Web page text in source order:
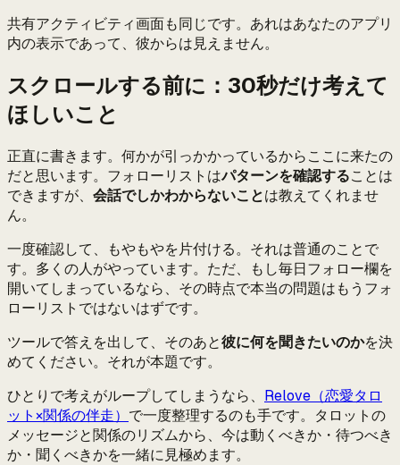
共有アクティビティ画面も同じです。あれはあなたのアプリ
内の表示であって、彼からは見えません。
スクロールする前に：30秒だけ考えて
ほしいこと
正直に書きます。何かが引っかかっているからここに来たの
だと思います。フォローリストはパターンを確認することは
できますが、 会話でしかわからないことは教えてくれませ
ん。
一度確認して、もやもやを片付ける。それは普通のことで
す。多くの人がやっています。ただ、もし毎日フォロー欄を
開いてしまっているなら、その時点で本当の問題はもうフォ
ローリストではないはずです。
ツールで答えを出して、そのあと彼に何を聞きたいのかを決
めてください。それが本題です。
ひとりで考えがループしてしまうなら、 Relove（恋愛タロ
ット×関係の伴走） で一度整理するのも手です。タロットの
メッセージと関係のリズムから、今は動くべきか・待つべき
か・聞くべきかを一緒に見極めます。